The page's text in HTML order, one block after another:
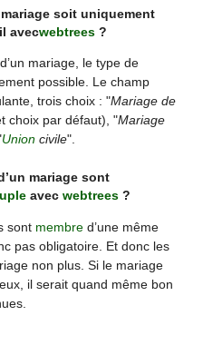
soit uniquement
avecwebtrees ?
mariage, le type de
possible. Le champ
trois choix : "Mariage de
choix par défaut), "Mariage
Unioncivile".
mariage sont
avecwebtrees ?
sont membred’une même
pas obligatoire. Et donc les
non plus. Si le mariage
il serait quand même bon